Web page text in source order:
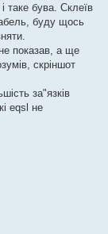
таке бува. Склеїв
буду щось
показав, а ще
скріншот
за"язків
eqsl не